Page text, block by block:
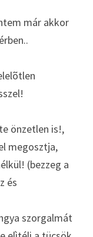
már akkor
önzetlen is!,
megosztja,
(bezzeg a
és
szorgalmát